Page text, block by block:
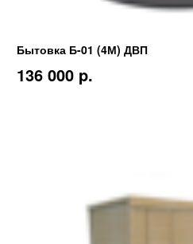
Бытовка Б-01 (4М) ДВП
136 000 p.